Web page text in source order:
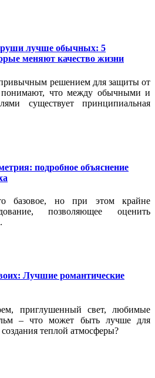
лучше обычных: 5
меняют качество жизни
решением для защиты от
что между обычными и
существует принципиальная
подробное объяснение
базовое, но при этом крайне
позволяющее оценить
Лучшие романтические
приглушенный свет, любимые
– что может быть лучше для
теплой атмосферы?